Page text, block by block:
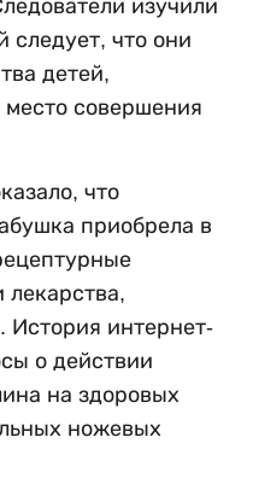
изучили
следует, что они
детей,
совершения
что
приобрела в
История интернет-
о действии
на здоровых
ножевых